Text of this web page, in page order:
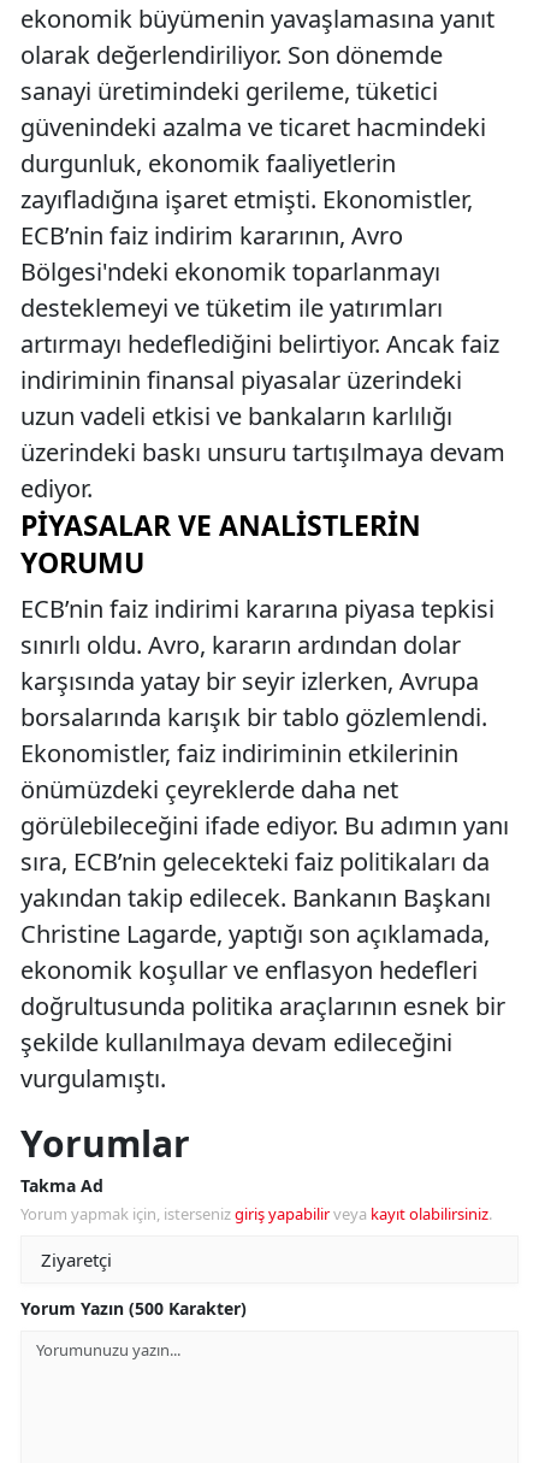
ekonomik büyümenin yavaşlamasına yanıt
olarak değerlendiriliyor. Son dönemde
sanayi üretimindeki gerileme, tüketici
güvenindeki azalma ve ticaret hacmindeki
durgunluk, ekonomik faaliyetlerin
zayıfladığına işaret etmişti. Ekonomistler,
ECB’nin faiz indirim kararının, Avro
Bölgesi'ndeki ekonomik toparlanmayı
desteklemeyi ve tüketim ile yatırımları
artırmayı hedeflediğini belirtiyor. Ancak faiz
indiriminin finansal piyasalar üzerindeki
uzun vadeli etkisi ve bankaların karlılığı
üzerindeki baskı unsuru tartışılmaya devam
ediyor.
PIYASALAR VE ANALISTLERIN
YORUMU
ECB’nin faiz indirimi kararına piyasa tepkisi
sınırlı oldu. Avro, kararın ardından dolar
karşısında yatay bir seyir izlerken, Avrupa
borsalarında karışık bir tablo gözlemlendi.
Ekonomistler, faiz indiriminin etkilerinin
önümüzdeki çeyreklerde daha net
görülebileceğini ifade ediyor. Bu adımın yanı
sıra, ECB’nin gelecekteki faiz politikaları da
yakından takip edilecek. Bankanın Başkanı
Christine Lagarde, yaptığı son açıklamada,
ekonomik koşullar ve enflasyon hedefleri
doğrultusunda politika araçlarının esnek bir
şekilde kullanılmaya devam edileceğini
vurgulamıştı.
Yorumlar
Takma Ad
Yorum yapmak için, istersenizgiriş yapabilirveya kayıt olabilirsiniz.
Yorum Yazın (500 Karakter)